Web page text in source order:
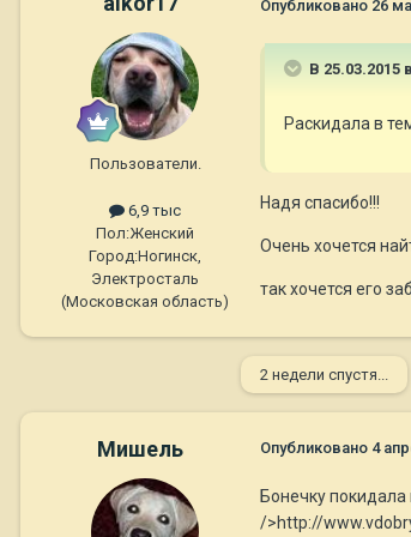
Пользователи.
6,9 тыс
Пол:Женский
Город:Ногинск,
Электросталь
(Московская область)
Опубликовано 26
В 25.03.2015
Раскидала в
Надя спасибо!!!
Очень хочется
так хочется его
2 недели спустя...
Мишель Опубликовано 4
Бонечку покидала
/>http://